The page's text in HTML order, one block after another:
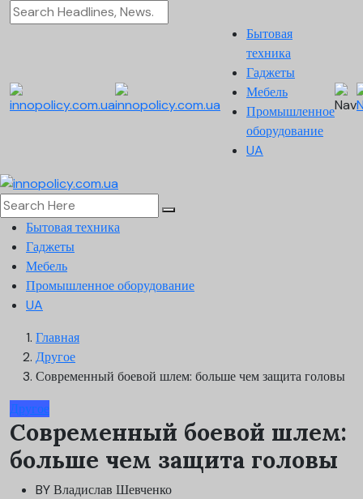
Бытовая
техника
Гаджеты
Мебель
Промышленное
оборудование
UA
Бытовая техника
Гаджеты
Мебель
Промышленное оборудование
UA
Главная
Другое
Современный боевой шлем: больше чем защита головы
Другое
Современный боевой шлем:
больше чем защита головы
BYВладислав Шевченко